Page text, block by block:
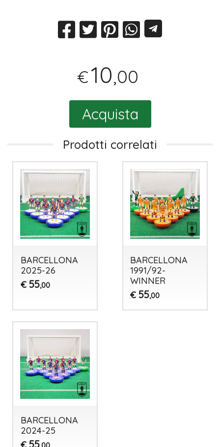
€10,00
Acquista
Prodotti correlati
BARCELLONA
2025-26
€ 55,00
BARCELLONA
1991/92-
WINNER
€ 55,00
BARCELLONA
2024-25
55